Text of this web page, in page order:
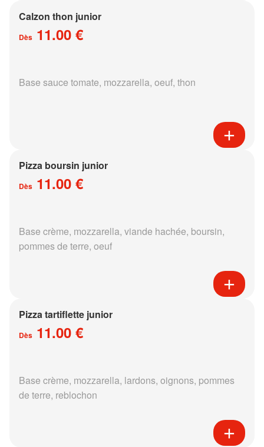
Calzon thon junior
Dès 11.00 €
Base sauce tomate, mozzarella, oeuf, thon
Pizza boursin junior
Dès 11.00 €
Base crème, mozzarella, viande hachée, boursin,
pommes de terre, oeuf
Pizza tartiflette junior
Dès 11.00 €
Base crème, mozzarella, lardons, oignons, pommes
de terre, reblochon